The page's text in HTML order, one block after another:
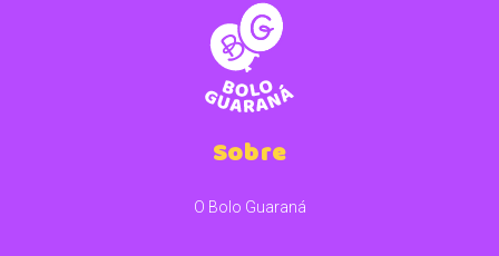
Sobre
O Bolo Guaraná